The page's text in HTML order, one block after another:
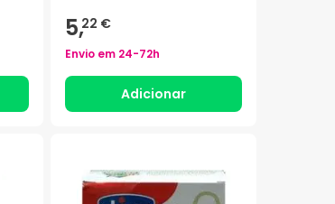
5,22 €
Envio em 24-72h
Adicionar